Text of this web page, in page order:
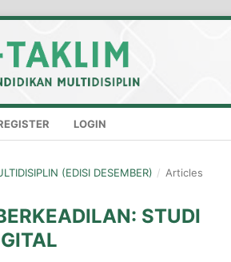
LOGIN
(EDISI DESEMBER) / Articles
STUDI